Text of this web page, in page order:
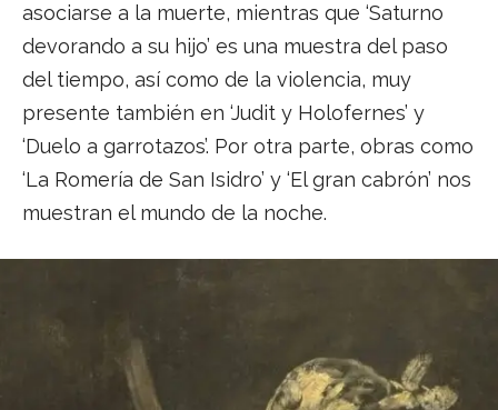
asociarse a la muerte, mientras que ‘Saturno
devorando a su hijo’ es una muestra del paso
del tiempo, así como de la violencia, muy
presente también en ‘Judit y Holofernes’ y
‘Duelo a garrotazos’. Por otra parte, obras como
‘La Romería de San Isidro’ y ‘El gran cabrón’ nos
muestran el mundo de la noche.